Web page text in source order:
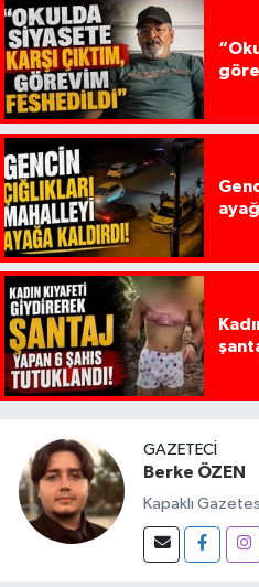
GAZETECI
Berke ÖZEN
Kapaklı